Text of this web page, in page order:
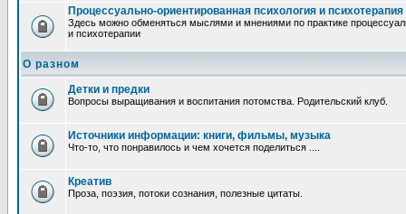
Процессуально-ориентированная психология и психотерапия
Здесь можно обменяться мыслями и мнениями по практике
и психотерапии
О разном
Детки и предки
Вопросы выращивания и воспитания потомства. Родительский клуб.
Источники информации: книги, фильмы, музыка
Что-то, что понравилось и чем хочется поделиться ....
Креатив
Проза, поэзия, потоки сознания, полезные цитаты.